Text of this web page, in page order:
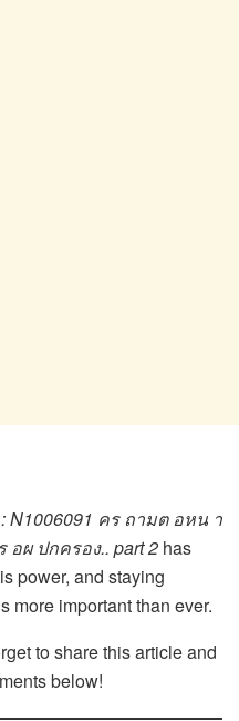
N1006091 คร ถามต อหน า
อผ ปกครอง.. part 2 has
power, and staying
more important than ever.
to share this article and
below!